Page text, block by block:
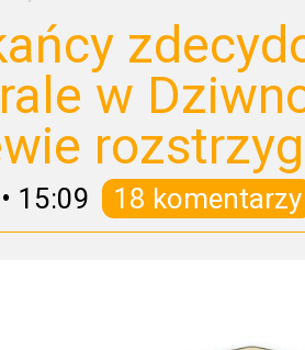
w
• 15:09 18 komentarzy